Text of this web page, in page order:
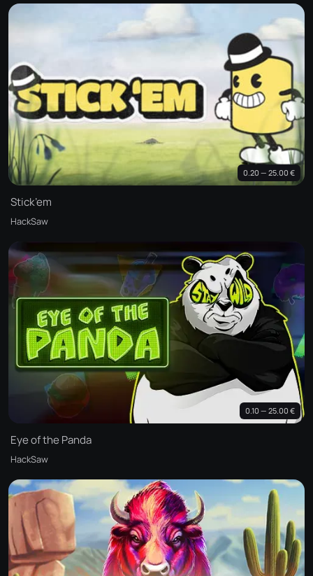
0.20 — 25.00 €
Stick’em
HackSaw
0.10 — 25.00 €
Eye of the Panda
HackSaw